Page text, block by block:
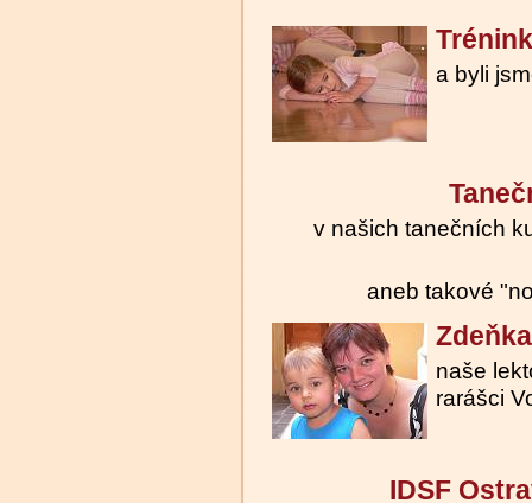
a byli
v našich tanečních
aneb takové
naše
rarášci
IDSF